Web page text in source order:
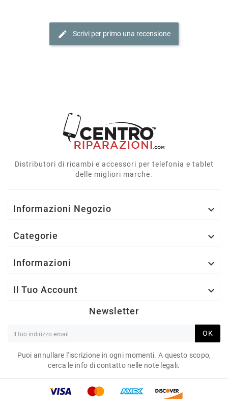
edit Scrivi per primo una recensione
Distributori di ricambi e accessori per telefonia e tablet
delle migliori marche.
Informazioni Negozio 
Categorie 
Informazioni 
Il Tuo Account 
Newsletter
OK
Puoi annullare l'iscrizione in ogni momenti. A questo scopo,
cerca le info di contatto nelle note legali.